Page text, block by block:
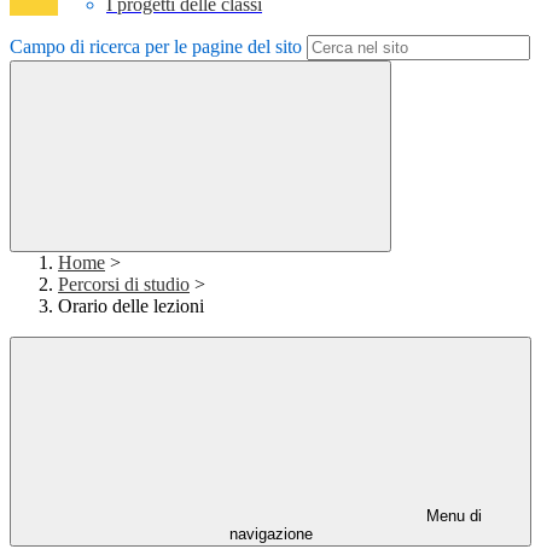
I progetti delle classi
Campo di ricerca per le pagine del sito
Home >
Percorsi di studio >
Orario delle lezioni
Menu di
navigazione